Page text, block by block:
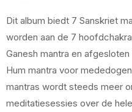
Dit album biedt 7 Sanskriet
worden aan de 7
Ganesh mantra en
Hum mantra voor
mantras wordt steeds meer
meditatiesessies over de